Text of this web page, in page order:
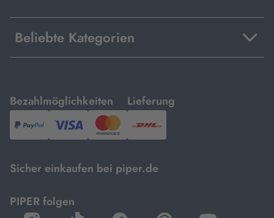
Beliebte Kategorien
Bezahlmöglichkeiten
mit
PayPal,Visa
und
Lieferung
mit
DHL.
Sicher einkaufen bei piper.de
PIPER folgen